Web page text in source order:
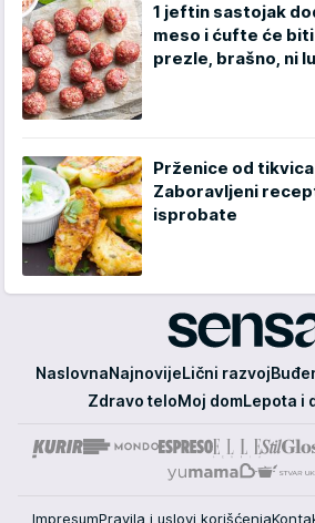
1 jeftin sastojak
meso i ćufte će
prezle, brašno, ni
Prženice od
Zaboravljeni
isprobate
Sensa
NaslovnaNajnovijeLični razvoj
Zdravo teloMoj domLepota i
ImpresumPravila i uslovi korišćenja